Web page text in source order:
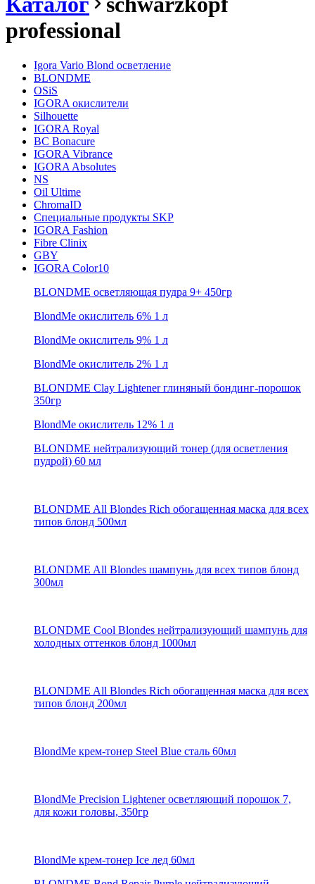
professional
Igora Vario Blond осветление
BLONDME
OSiS
IGORA окислители
Silhouette
IGORA Royal
BC Bonacure
IGORA Vibrance
IGORA Absolutes
NS
Oil Ultime
ChromaID
Специальные продукты SKP
IGORA Fashion
Fibre Clinix
GBY
IGORA Color10
BLONDME осветляющая пудра 9+ 450гр
BlondMe окислитель 6% 1 л
BlondMe окислитель 9% 1 л
BlondMe окислитель 2% 1 л
BLONDME Clay Lightener глиняный бондинг-порошок
350гр
BlondMe окислитель 12% 1 л
BLONDME нейтрализующий тонер (для осветления
пудрой) 60 мл
BLONDME All Blondes Rich обогащенная маска для всех
типов блонд 500мл
BLONDME All Blondes шампунь для всех типов блонд
300мл
BLONDME Cool Blondes нейтрализующий шампунь для
холодных оттенков блонд 1000мл
BLONDME All Blondes Rich обогащенная маска для всех
типов блонд 200мл
BlondMe крем-тонер Steel Blue сталь 60мл
BlondMe Precision Lightener осветляющий порошок 7,
для кожи головы, 350гр
BlondMe крем-тонер Ice лед 60мл